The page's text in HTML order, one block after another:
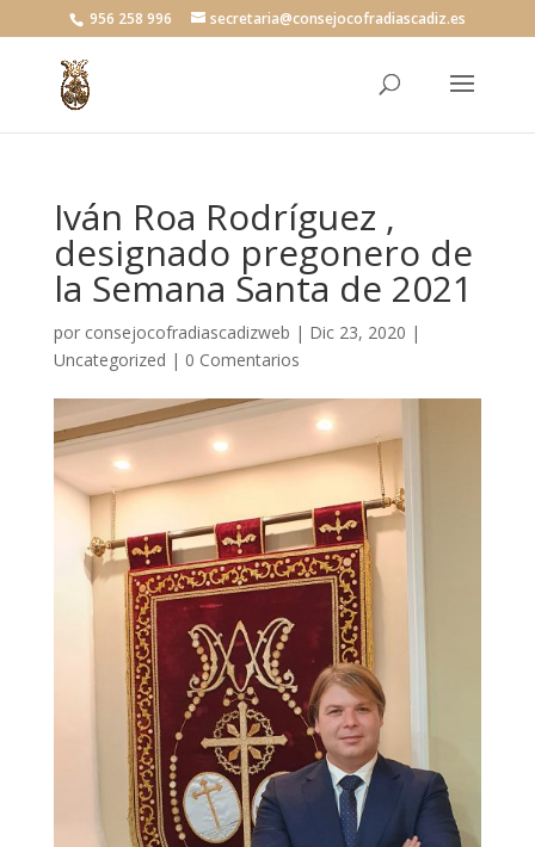
956 258 996 secretaria@consejocofradiascadiz.es
Iván Roa Rodríguez ,
designado pregonero de
la Semana Santa de 2021
por consejocofradiascadizweb | Dic 23, 2020 |
Uncategorized | 0 Comentarios